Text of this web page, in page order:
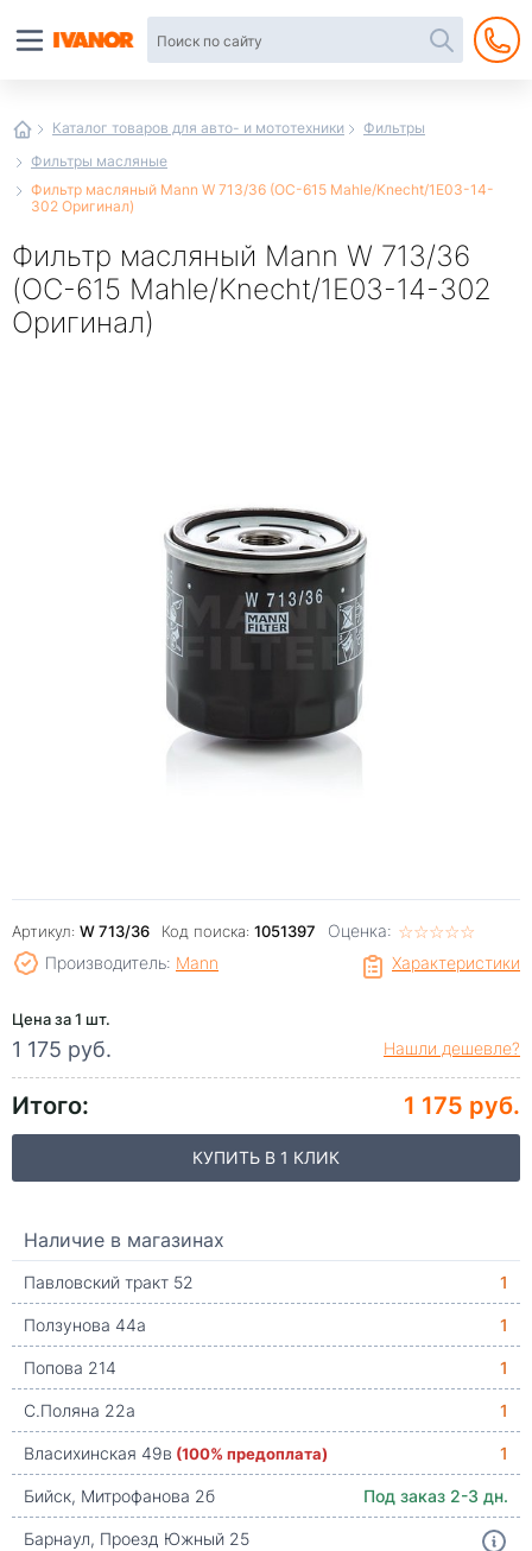
Каталог товаров для авто- и мототехники
Фильтры
Фильтры масляные
Фильтр масляный Mann W 713/36 (OC-615 Mahle/Knecht/1E03-14-
302 Оригинал)
Фильтр масляный Mann W 713/36
(OC-615 Mahle/Knecht/1E03-14-302
Оригинал)
Артикул: W 713/36 Код поиска: 1051397 Оценка: ☆☆☆☆☆
★★★★★
Характеристики
Производитель: Mann
Цена за 1 шт.
1 175 руб. Нашли дешевле?
Итого: 1 175 руб.
КУПИТЬ В 1 КЛИК
Наличие в магазинах
Павловский тракт 52
1
Ползунова 44а
1
Попова 214
1
С.Поляна 22а
1
Власихинская 49в (100% предоплата)
1
Бийск, Митрофанова 2б
Под заказ 2-3 дн.
Барнаул, Проезд Южный 25
интернет-